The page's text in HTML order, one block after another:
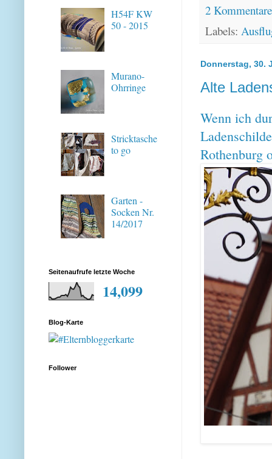
2
Labels:
Donnerstag, 30.
Alte
Wenn ich
Rothenburg
H54F KW
50 - 2015
Murano-
Ohrringe
Stricktasche
to go
Garten -
Socken Nr.
14/2017
Seitenaufrufe letzte Woche
14,099
Blog-Karte
Follower